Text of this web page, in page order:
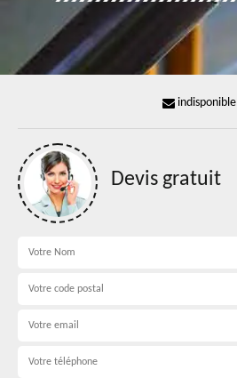
indisponible
Devis gratuit